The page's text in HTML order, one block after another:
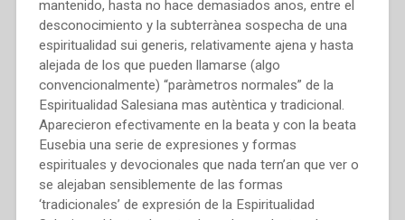
mantenido, hasta no hace demasiados anos, entre el
desconocimiento y la subterrànea sospecha de una
espiritualidad sui generis, relativamente ajena y hasta
alejada de los que pueden llamarse (algo
convencionalmente) “paràmetros normales” de la
Espiritualidad Salesiana mas autèntica y tradicional.
Aparecieron efectivamente en la beata y con la beata
Eusebia una serie de expresiones y formas
espirituales y devocionales que nada tern’an que ver o
se alejaban sensiblemente de las formas
‘tradicionales’ de expresión de la Espiritualidad